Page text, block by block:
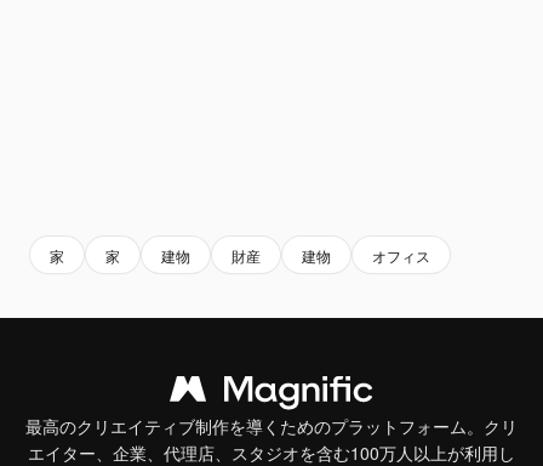
家 家 建物 財産 建物 オフィス
最高のクリエイティブ制作を導くためのプラットフォーム。クリ
エイター、企業、代理店、スタジオを含む100万人以上が利用し